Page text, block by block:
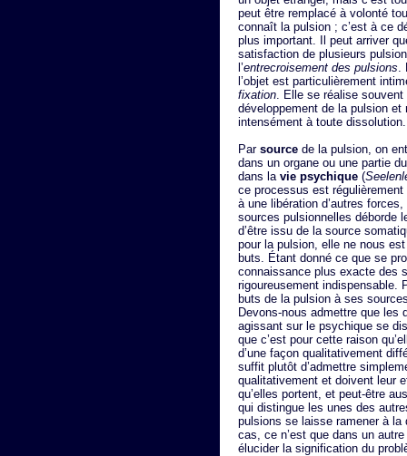
peut être remplacé à volonté
connaît la pulsion ; c’est à ce
plus important. Il peut arriver
satisfaction de plusieurs
l’entrecroisement des pulsions.
l’objet est particulièrement
fixation. Elle se réalise
développement de la pulsion
intensément à toute dissolution.
Par source de la pulsion, on
dans un organe ou une partie
dans la vie psychique (
ce processus est régulièrement
à une libération d’autres
sources pulsionnelles déborde
d’être issu de la source
pour la pulsion, elle ne nous
buts. Étant donné ce que se
connaissance plus exacte des
rigoureusement indispensable.
buts de la pulsion à ses
Devons-nous admettre que les
agissant sur le psychique se
que c’est pour cette raison
d’une façon qualitativement
suffit plutôt d’admettre
qualitativement et doivent leur
qu’elles portent, et peut-être
qui distingue les unes des
pulsions se laisse ramener à
cas, ce n’est que dans un
élucider la signification du